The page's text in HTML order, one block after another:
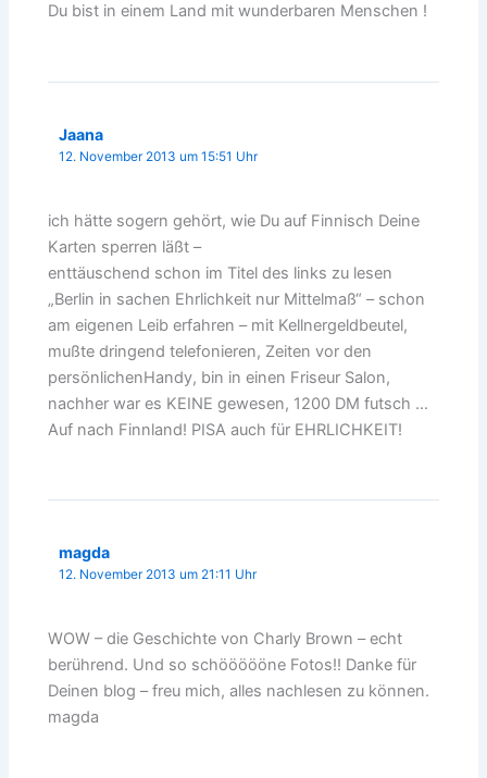
Du bist in einem Land mit wunderbaren Menschen !
Jaana
12. November 2013 um 15:51 Uhr
ich hätte sogern gehört, wie Du auf Finnisch Deine
Karten sperren läßt –
enttäuschend schon im Titel des links zu lesen
„Berlin in sachen Ehrlichkeit nur Mittelmaß“ – schon
am eigenen Leib erfahren – mit Kellnergeldbeutel,
mußte dringend telefonieren, Zeiten vor den
persönlichenHandy, bin in einen Friseur Salon,
nachher war es KEINE gewesen, 1200 DM futsch …
Auf nach Finnland! PISA auch für EHRLICHKEIT!
magda
12. November 2013 um 21:11 Uhr
WOW – die Geschichte von Charly Brown – echt
berührend. Und so schöööööne Fotos!! Danke für
Deinen blog – freu mich, alles nachlesen zu können.
magda